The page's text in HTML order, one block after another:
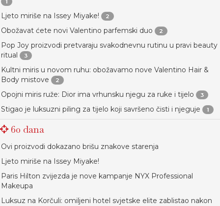
1
Ljeto miriše na Issey Miyake! 2
Obožavat ćete novi Valentino parfemski duo 2
Pop Joy proizvodi pretvaraju svakodnevnu rutinu u pravi beauty
ritual
3
Kultni miris u novom ruhu: obožavamo nove Valentino Hair &
Body mistove
2
Opojni miris ruže: Dior ima vrhunsku njegu za ruke i tijelo 3
Stigao je luksuzni piling za tijelo koji savršeno čisti i njeguje 1
60 dana
Ovi proizvodi dokazano brišu znakove starenja
Ljeto miriše na Issey Miyake!
Paris Hilton zvijezda je nove kampanje NYX Professional
Makeupa
Luksuz na Korčuli: omiljeni hotel svjetske elite zablistao nakon